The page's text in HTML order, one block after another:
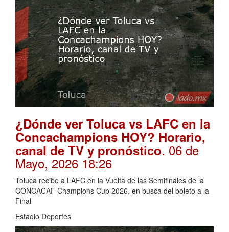
¿Dónde ver Toluca vs LAFC en la
Concachampions HOY? Horario,
canal de TV y pronóstico. 06 de
Mayo, 2026 18:26
Toluca recibe a LAFC en la Vuelta de las Semifinales de la
CONCACAF Champions Cup 2026, en busca del boleto a la
Final
Estadio Deportes